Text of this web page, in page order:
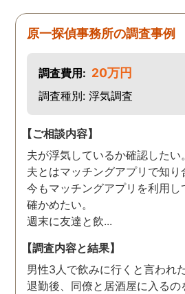
原一探偵事務所の調査事例
調査費用: 20万円
調査種別: 浮気調査
【ご相談内容】
夫が浮気しているか確認したい。
夫とはマッチングアプリで知り
今もマッチングアプリを利用
確かめたい。
週末に友達と飲...
【調査内容と結果】
男性3人で飲みに行くと言われ
退勤後、同僚と居酒屋に入る